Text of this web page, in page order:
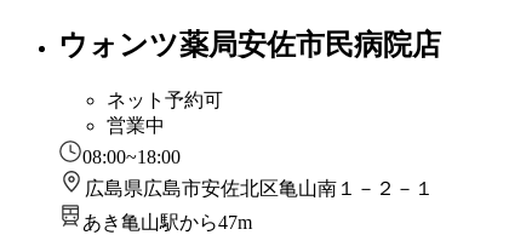
ウォンツ薬局安佐市民病院店
ネット予約可
営業中
08:00~18:00
広島県広島市安佐北区亀山南１－２－１
あき亀山駅から47m